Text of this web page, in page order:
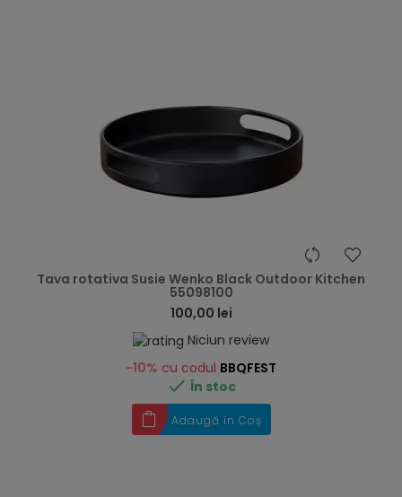
Tava rotativa Susie Wenko Black Outdoor Kitchen
55098100
100,00 lei
Niciun review
-10% cu codul BBQFEST
 În stoc
Adaugă în Coș